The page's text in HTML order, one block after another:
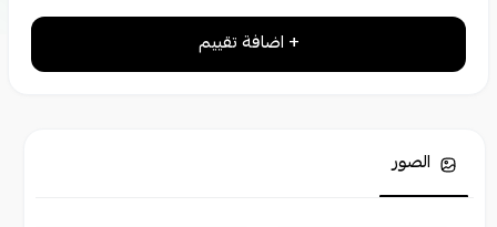
+ اضافة تقييم
الصور